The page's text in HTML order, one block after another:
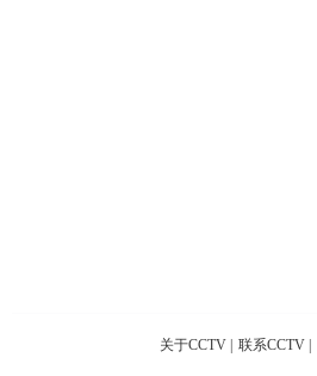
关于CCTV 联系CCTV